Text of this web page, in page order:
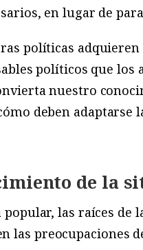
en lugar de
políticas
políticos que
nuestro
deben adaptarse
de la
las raíces de
las preocupaciones